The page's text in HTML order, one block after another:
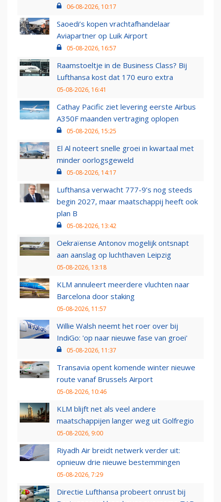
06-08-2026, 10:17
Saoedi’s kopen vrachtafhandelaar
Aviapartner op Luik Airport
05-08-2026, 16:57
Raamstoeltje in de Business Class? Bij
Lufthansa kost dat 170 euro extra
05-08-2026, 16:41
Cathay Pacific ziet levering eerste Airbus
A350F maanden vertraging oplopen
05-08-2026, 15:25
El Al noteert snelle groei in kwartaal met
minder oorlogsgeweld
05-08-2026, 14:17
Lufthansa verwacht 777-9’s nog steeds
begin 2027, maar maatschappij heeft ook
plan B
05-08-2026, 13:42
Oekraïense Antonov mogelijk ontsnapt
aan aanslag op luchthaven Leipzig
05-08-2026, 13:18
KLM annuleert meerdere vluchten naar
Barcelona door staking
05-08-2026, 11:57
Willie Walsh neemt het roer over bij
IndiGo: 'op naar nieuwe fase van groei'
05-08-2026, 11:37
Transavia opent komende winter nieuwe
route vanaf Brussels Airport
05-08-2026, 10:46
KLM blijft net als veel andere
maatschappijen langer weg uit Golfregio
05-08-2026, 9:00
Riyadh Air breidt netwerk verder uit:
opnieuw drie nieuwe bestemmingen
05-08-2026, 7:29
Directie Lufthansa probeert onrust bij